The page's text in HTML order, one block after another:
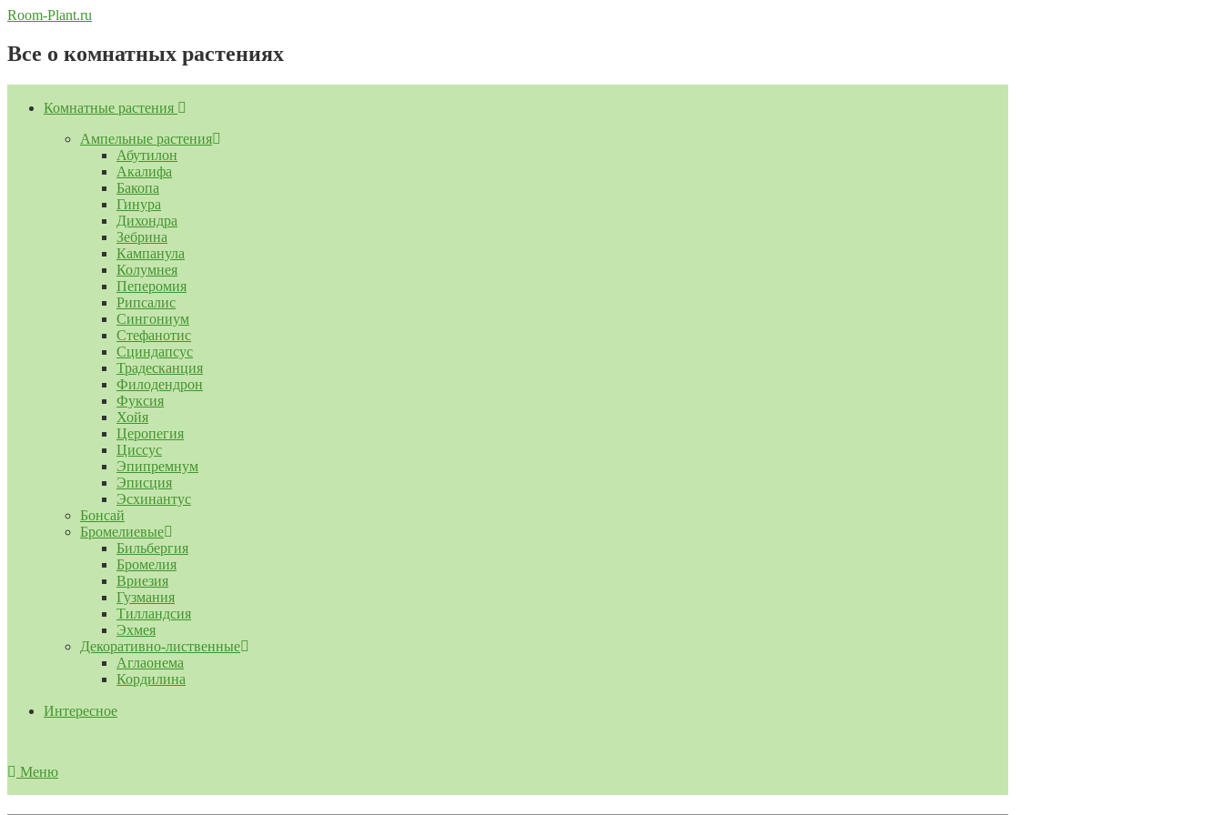
Перейти
содержимому
Room-Plant.ru
Все о комнатных растениях
Комнатные растения
Ампельные растения
Абутилон
Акалифа
Бакопа
Гинура
Дихондра
Зебрина
Кампанула
Колумнея
Пеперомия
Рипсалис
Сингониум
Стефанотис
Сциндапсус
Традесканция
Филодендрон
Фуксия
Хойя
Церопегия
Циссус
Эпипремнум
Эписция
Эсхинантус
Бонсай
Бромелиевые
Бильбергия
Бромелия
Вриезия
Гузмания
Тилландсия
Эхмея
Декоративно-лиственные
Аглаонема
Кордилина
Интересное
Меню